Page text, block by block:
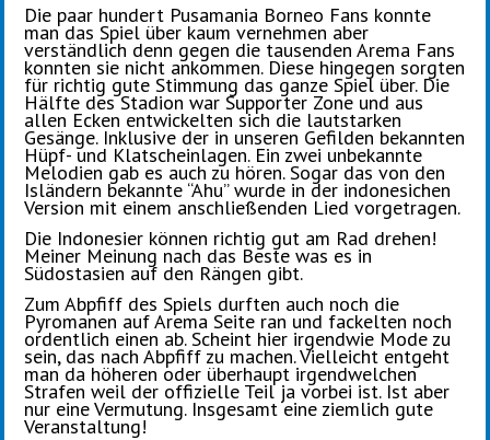
Die paar hundert Pusamania Borneo Fans konnte
man das Spiel über kaum vernehmen aber
verständlich denn gegen die tausenden Arema Fans
konnten sie nicht ankommen. Diese hingegen sorgten
für richtig gute Stimmung das ganze Spiel über. Die
Hälfte des Stadion war Supporter Zone und aus
allen Ecken entwickelten sich die lautstarken
Gesänge. Inklusive der in unseren Gefilden bekannten
Hüpf- und Klatscheinlagen. Ein zwei unbekannte
Melodien gab es auch zu hören. Sogar das von den
Isländern bekannte “Ahu” wurde in der indonesichen
Version mit einem anschließenden Lied vorgetragen.
Die Indonesier können richtig gut am Rad drehen!
Meiner Meinung nach das Beste was es in
Südostasien auf den Rängen gibt.
Zum Abpfiff des Spiels durften auch noch die
Pyromanen auf Arema Seite ran und fackelten noch
ordentlich einen ab. Scheint hier irgendwie Mode zu
sein, das nach Abpfiff zu machen. Vielleicht entgeht
man da höheren oder überhaupt irgendwelchen
Strafen weil der offizielle Teil ja vorbei ist. Ist aber
nur eine Vermutung. Insgesamt eine ziemlich gute
Veranstaltung!